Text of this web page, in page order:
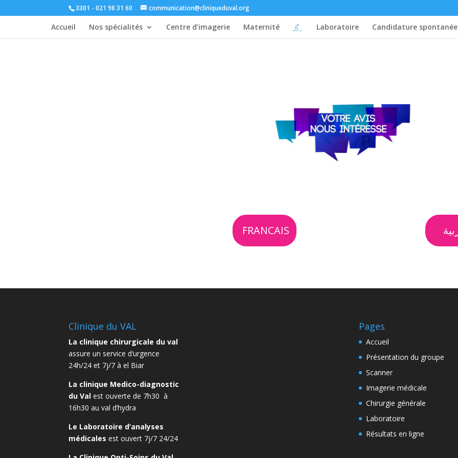
3301 - 021 98 31 60 communication@cliniqueduval.org
Accueil Nos spécialités Centre d’imagerie Maternité Laboratoire Candidature spontanée
FRANCAIS
Clinique du VAL
La clinique chirurgicale du val
assure un service d’urgence
24h/24 et 7j/7 à el Biar
La clinique Medico-diagnostic
du Val est ouverte de 7h30 à
16h30 au val d’hydra
Le Laboratoire d’analyses
médicales est ouvert 7j/7 24/24
Pages
Accueil
Présentation du groupe
Scanner
Imagerie médicale
Chirurgie générale
Laboratoire
Résultats en ligne